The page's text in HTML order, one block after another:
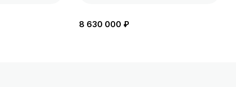
8 630 000 ₽